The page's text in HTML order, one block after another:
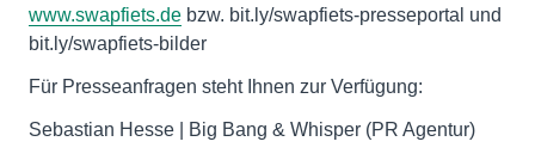
www.swapfiets.de bzw. bit.ly/swapfiets-presseportal und
bit.ly/swapfiets-bilder
Für Presseanfragen steht Ihnen zur Verfügung:
Sebastian Hesse | Big Bang & Whisper (PR Agentur)